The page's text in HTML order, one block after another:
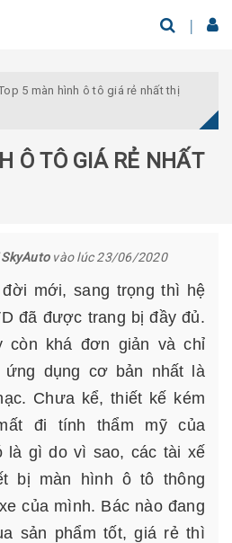
5 màn hình ô tô giá rẻ nhất thị
Ô TÔ GIÁ RẺ NHẤT
vào lúc 23/06/2020
mới, sang trọng thì hệ
đã được trang bị đầy đủ.
còn khá đơn giản và chỉ
ứng dụng cơ bản nhất là
Chưa kể, thiết kế kém
đi tính thẩm mỹ của
là gì do vì sao, các tài xế
bị màn hình ô tô thông
của mình. Bác nào đang
sản phẩm tốt, giá rẻ thì